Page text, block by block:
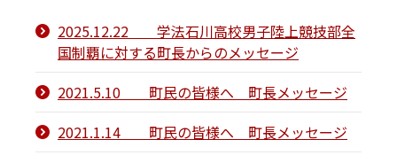
2025.12.22 学法石川高校男子陸上競技部全
国制覇に対する町長からのメッセージ
2021.5.10 町民の皆様へ 町長メッセージ
2021.1.14 町民の皆様へ 町長メッセージ